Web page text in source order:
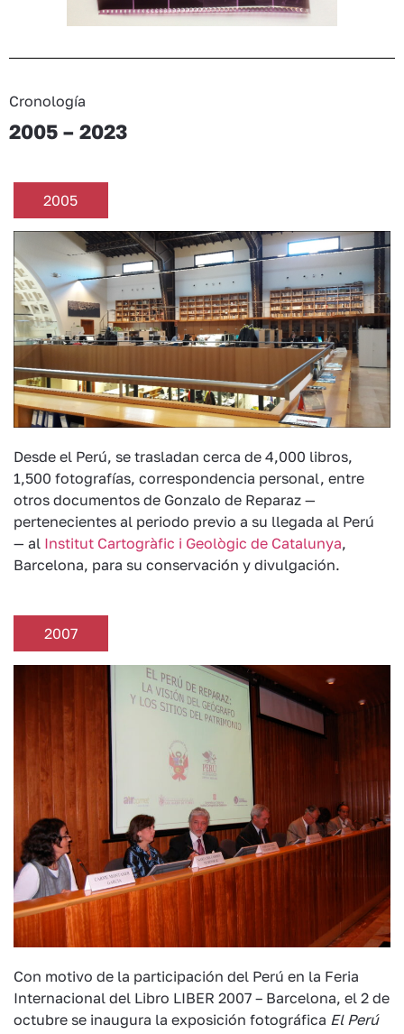
Cronología
2005 – 2023
2005
Desde el Perú, se trasladan cerca de 4,000 libros,
1,500 fotografías, correspondencia personal, entre
otros documentos de Gonzalo de Reparaz —
pertenecientes al periodo previo a su llegada al Perú
— al Institut Cartogràfic i Geològic de Catalunya,
Barcelona, para su conservación y divulgación.
2007
Con motivo de la participación del Perú en la Feria
Internacional del Libro LIBER 2007 – Barcelona, el 2 de
octubre se inaugura la exposición fotográfica El Perú